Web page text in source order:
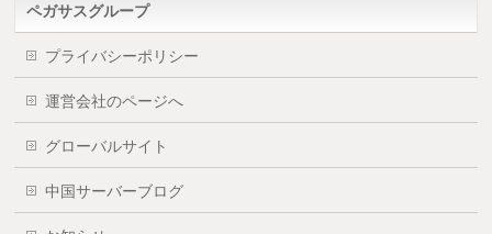
ペガサスグループ
プライバシーポリシー
運営会社のページへ
グローバルサイト
中国サーバーブログ